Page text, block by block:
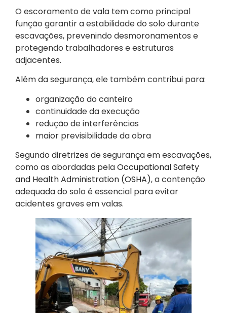
O escoramento de vala tem como principal
função garantir a estabilidade do solo durante
escavações, prevenindo desmoronamentos e
protegendo trabalhadores e estruturas
adjacentes.
Além da segurança, ele também contribui para:
organização do canteiro
continuidade da execução
redução de interferências
maior previsibilidade da obra
Segundo diretrizes de segurança em escavações,
como as abordadas pelaOccupational Safety
and Health Administration (OSHA), a contenção
adequada do solo é essencial para evitar
acidentes graves em valas.